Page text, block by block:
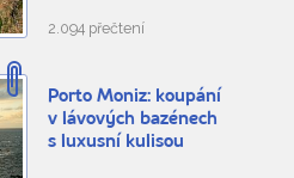
2.094 přečtení
Porto Moniz: koupání
v lávových bazénech
s luxusní kulisou